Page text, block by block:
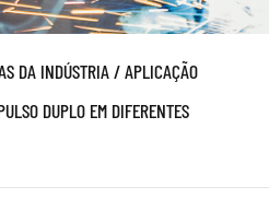
DA INDÚSTRIA/APLICAÇÃO
DUPLO EM DIFERENTES